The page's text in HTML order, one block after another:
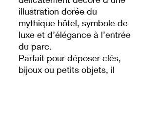
illustration dorée du
mythique hôtel, symbole de
luxe et d’élégance à l’entrée
du parc.
Parfait pour déposer clés,
bijoux ou petits objets, il